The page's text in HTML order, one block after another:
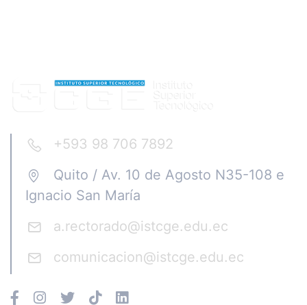
+593 98 706 7892
Quito / Av. 10 de Agosto N35-108 e
Ignacio San María
a.rectorado@istcge.edu.ec
comunicacion@istcge.edu.ec